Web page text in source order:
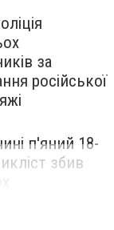
за
російської
п'яний 18-
збив